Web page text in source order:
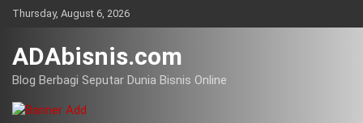
SkipThursday, August 6, 2026
ADAbisnis.com
Blog Berbagi Seputar Dunia Bisnis Online